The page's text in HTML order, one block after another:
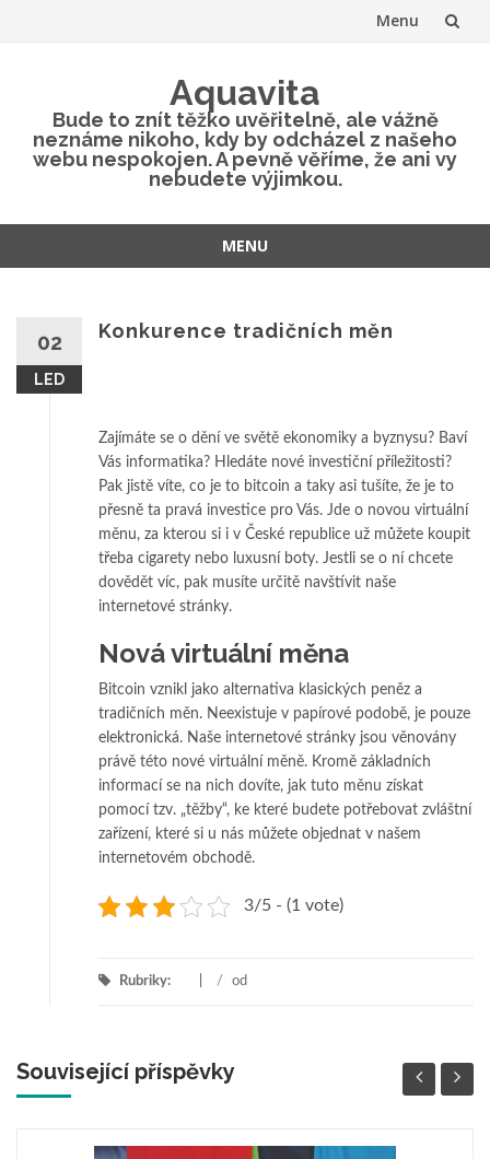
Menu
obsah
Aquavita
Bude to znít těžko uvěřitelně, ale vážně
neznáme nikoho, kdy by odcházel z našeho
webu nespokojen. A pevně věříme, že ani vy
nebudete výjimkou.
MENU
02
LED
Konkurence tradičních měn
Zajímáte se o dění ve světě ekonomiky a byznysu? Baví
Vás informatika? Hledáte nové investiční příležitosti?
Pak jistě víte, co je to bitcoin a taky asi tušíte, že je to
přesně ta pravá investice pro Vás. Jde o novou virtuální
měnu, za kterou si i v České republice už můžete koupit
třeba cigarety nebo luxusní boty. Jestli se o ní chcete
dovědět víc, pak musíte určitě navštívit naše
internetové stránky.
Nová virtuální měna
Bitcoin vznikl jako alternativa klasických peněz a
tradičních měn. Neexistuje v papírové podobě, je pouze
elektronická. Naše internetové stránky jsou věnovány
právě této nové virtuální měně. Kromě základních
informací se na nich dovíte, jak tuto měnu získat
pomocí tzv. „těžby“, ke které budete potřebovat zvláštní
zařízení, které si u nás můžete objednat v našem
internetovém obchodě.
3/5 - (1 vote)
Rubriky: / od
Související příspěvky